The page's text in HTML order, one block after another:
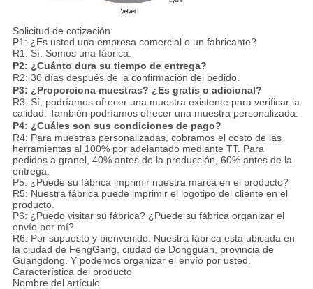
Solicitud de cotización
P1: ¿Es usted una empresa comercial o un fabricante?
R1: Sí. Somos una fábrica.
P2: ¿Cuánto dura su tiempo de entrega?
R2: 30 días después de la confirmación del pedido.
P3: ¿Proporciona muestras? ¿Es gratis o adicional?
R3: Sí, podríamos ofrecer una muestra existente para verificar la
calidad. También podríamos ofrecer una muestra personalizada.
P4: ¿Cuáles son sus condiciones de pago?
R4: Para muestras personalizadas, cobramos el costo de las
herramientas al 100% por adelantado mediante TT. Para
pedidos a granel, 40% antes de la producción, 60% antes de la
entrega.
P5: ¿Puede su fábrica imprimir nuestra marca en el producto?
R5: Nuestra fábrica puede imprimir el logotipo del cliente en el
producto.
P6: ¿Puedo visitar su fábrica? ¿Puede su fábrica organizar el
envío por mí?
R6: Por supuesto y bienvenido. Nuestra fábrica está ubicada en
la ciudad de FengGang, ciudad de Dongguan, provincia de
Guangdong. Y podemos organizar el envío por usted.
Característica del producto
Nombre del artículo